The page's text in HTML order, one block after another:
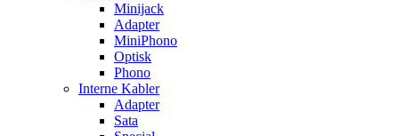
Minijack
Adapter
MiniPhono
Optisk
Phono
Interne Kabler
Adapter
Sata